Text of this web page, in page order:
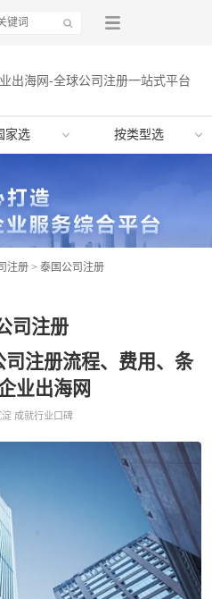
出海网-全球公司注册一站式平台
家选 按类型选
注册 > 泰国公司注册
司注册
注册流程、费用、条
业出海网
成就行业口碑